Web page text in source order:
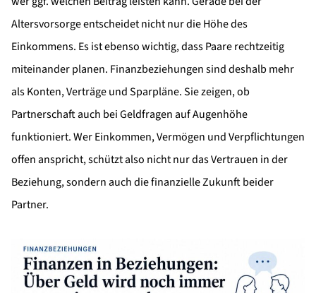
Altersvorsorge entscheidet nicht nur die Höhe des
Einkommens. Es ist ebenso wichtig, dass Paare rechtzeitig
miteinander planen. Finanzbeziehungen sind deshalb mehr
als Konten, Verträge und Sparpläne. Sie zeigen, ob
Partnerschaft auch bei Geldfragen auf Augenhöhe
funktioniert. Wer Einkommen, Vermögen und Verpflichtungen
offen anspricht, schützt also nicht nur das Vertrauen in der
Beziehung, sondern auch die finanzielle Zukunft beider
Partner.